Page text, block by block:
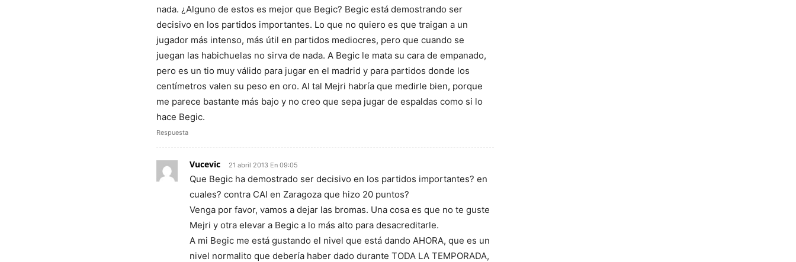
nada. ¿Alguno de estos es mejor que Begic? Begic está demostrando ser
decisivo en los partidos importantes. Lo que no quiero es que traigan a un
jugador más intenso, más útil en partidos mediocres, pero que cuando se
juegan las habichuelas no sirva de nada. A Begic le mata su cara de empanado,
pero es un tio muy válido para jugar en el madrid y para partidos donde los
centímetros valen su peso en oro. Al tal Mejri habría que medirle bien, porque
me parece bastante más bajo y no creo que sepa jugar de espaldas como si lo
hace Begic.
Respuesta
Vucevic 21 abril 2013 En 09:05
Que Begic ha demostrado ser decisivo en los partidos importantes? en
cuales? contra CAI en Zaragoza que hizo 20 puntos?
Venga por favor, vamos a dejar las bromas. Una cosa es que no te guste
Mejri y otra elevar a Begic a lo más alto para desacreditarle.
A mi Begic me está gustando el nivel que está dando AHORA, que es un
nivel normalito que debería haber dado durante TODA LA TEMPORADA,